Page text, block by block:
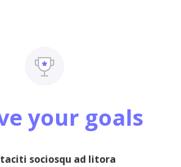
your goals
sociosqu ad litora